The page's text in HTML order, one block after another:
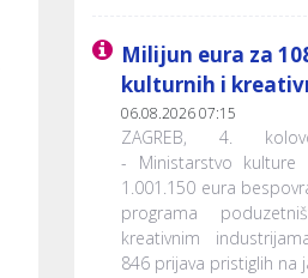
Milijun eura za
kulturnih i
06.08.2026 07:15
ZAGREB, 4.
- Ministarstvo
1.001.150 eura
programa
kreativnim
846 prijava pristiglih na